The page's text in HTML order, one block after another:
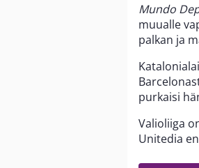
Mundo
muualle
palkan ja
purkaisi
Valioliiga
Unitedia